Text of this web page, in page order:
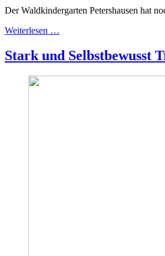
Der Waldkindergarten Petershausen hat
Weiterlesen …
Stark und Selbstbewusst